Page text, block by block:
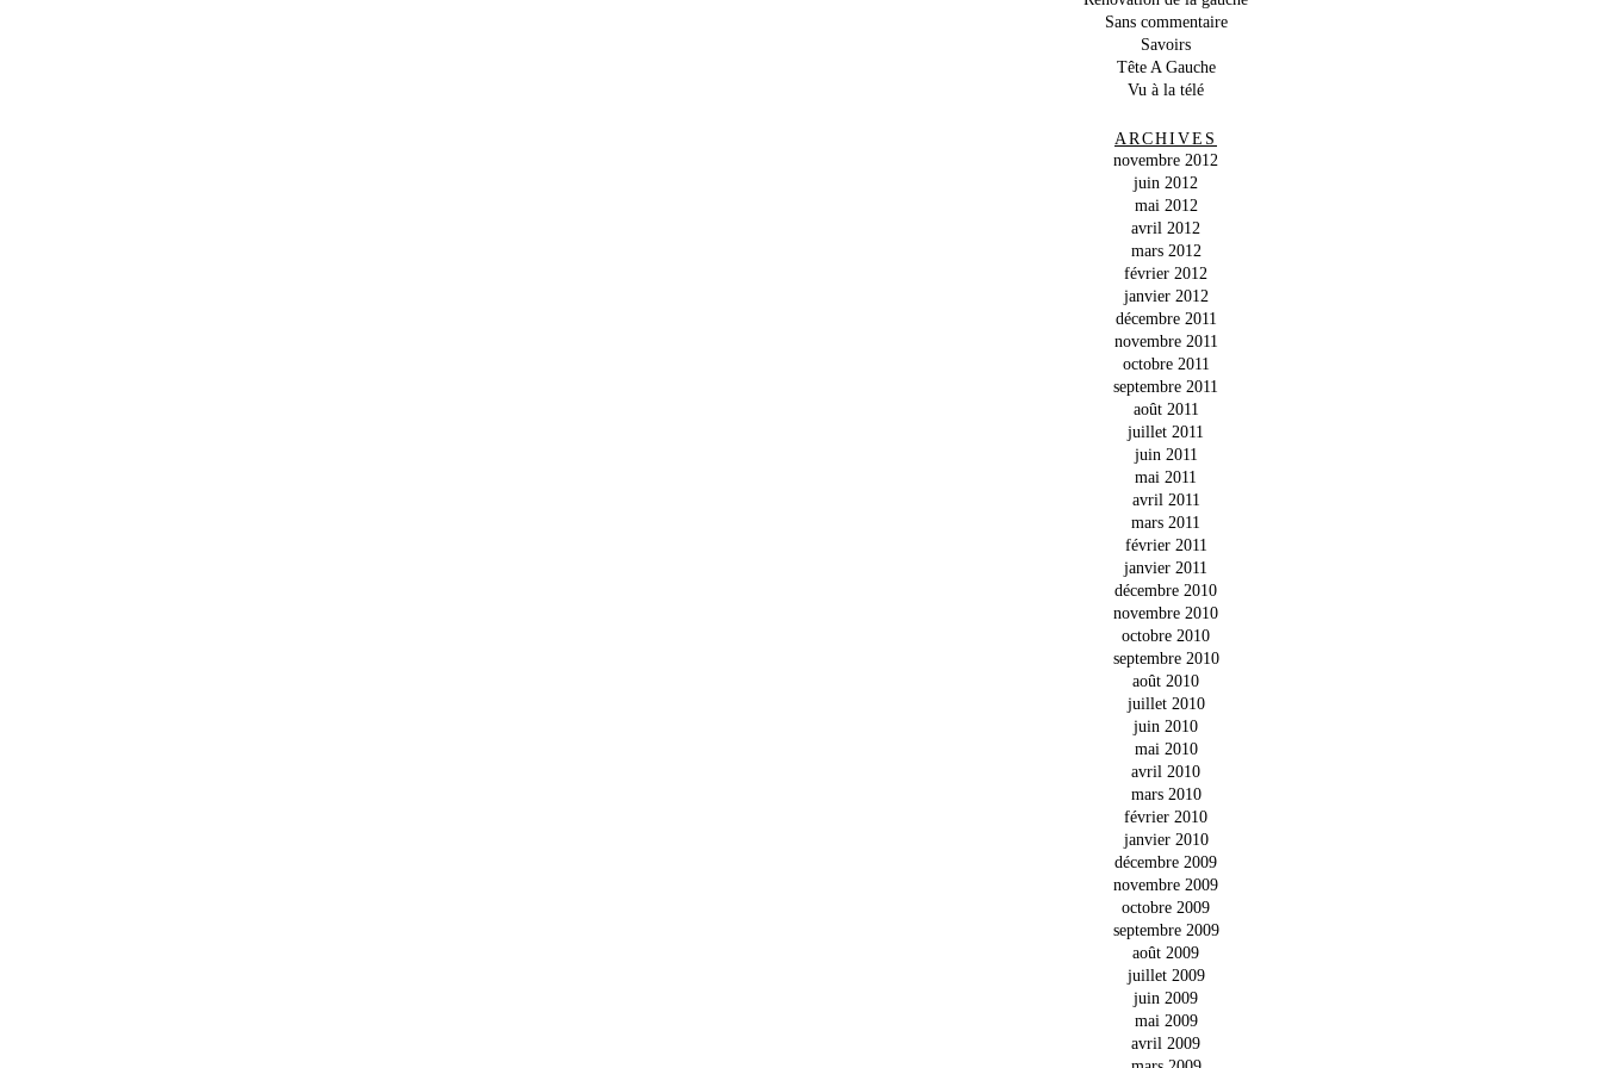
Sans commentaire
Savoirs
Tête A Gauche
Vu à la télé
ARCHIVES
novembre 2012
juin 2012
mai 2012
avril 2012
mars 2012
février 2012
janvier 2012
décembre 2011
novembre 2011
octobre 2011
septembre 2011
août 2011
juillet 2011
juin 2011
mai 2011
avril 2011
mars 2011
février 2011
janvier 2011
décembre 2010
novembre 2010
octobre 2010
septembre 2010
août 2010
juillet 2010
juin 2010
mai 2010
avril 2010
mars 2010
février 2010
janvier 2010
décembre 2009
novembre 2009
octobre 2009
septembre 2009
août 2009
juillet 2009
juin 2009
mai 2009
avril 2009